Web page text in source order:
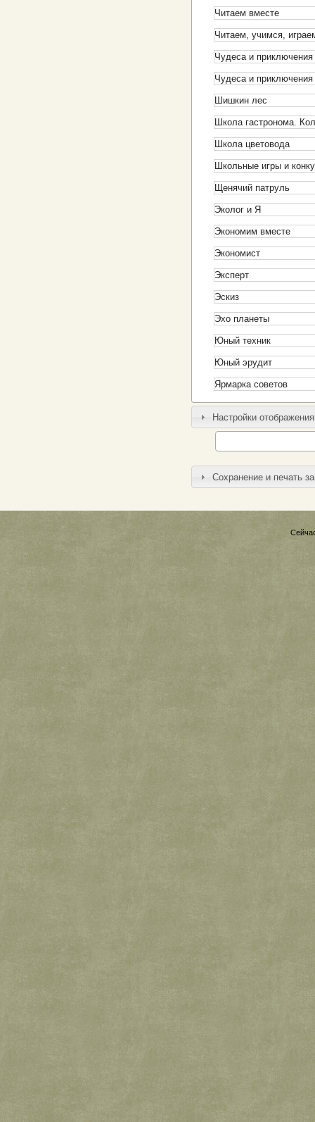
Читаем вместе
Читаем, учимся,
Чудеса и приключения
Чудеса и
Шишкин лес
Школа гастронома.
Школа цветовода
Школьные игры и
Щенячий патруль
Эколог и Я
Экономим вместе
Экономист
Эксперт
Эскиз
Эхо планеты
Юный техник
Юный эрудит
Ярмарка советов
Настройки
Сохранение и печать